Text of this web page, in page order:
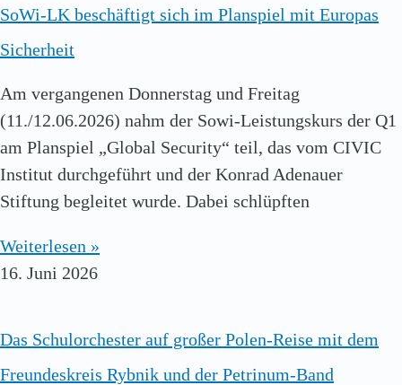
SoWi-LK beschäftigt sich im Planspiel mit Europas
Sicherheit
Am vergangenen Donnerstag und Freitag
(11./12.06.2026) nahm der Sowi-Leistungskurs der Q1
am Planspiel „Global Security“ teil, das vom CIVIC
Institut durchgeführt und der Konrad Adenauer
Stiftung begleitet wurde. Dabei schlüpften
Weiterlesen »
16. Juni 2026
Das Schulorchester auf großer Polen-Reise mit dem
Freundeskreis Rybnik und der Petrinum-Band